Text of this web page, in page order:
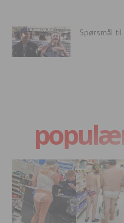
Spørsmål